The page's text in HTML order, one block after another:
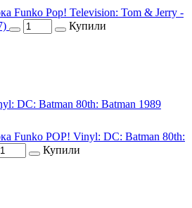
Funko Pop! Television: Tom & Jerry -
Купили
DC: Batman 80th: Batman 1989
Funko POP! Vinyl: DC: Batman 80th:
Купили